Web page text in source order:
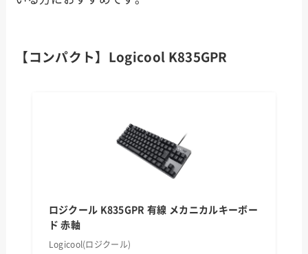
【コンパクト】Logicool K835GPR
ロジクール K835GPR 有線 メカニカルキーボー
ド 赤軸
Logicool(ロジクール)